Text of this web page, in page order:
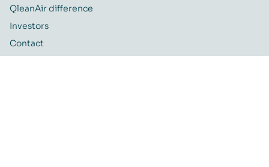
QleanAir difference
Investors
Contact